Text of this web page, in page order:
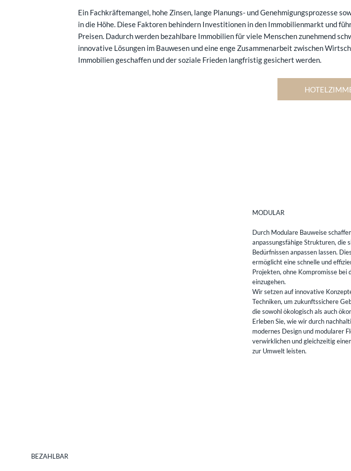
Ein Fachkräftemangel, hohe Zinsen, lange Planungs- und Genehmigungsprozesse
in die Höhe. Diese Faktoren behindern Investitionen in den Immobilienmarkt und
Preisen. Dadurch werden bezahlbare Immobilien für viele Menschen zunehmend
innovative Lösungen im Bauwesen und eine enge Zusammenarbeit zwischen
Immobilien geschaffen und der soziale Frieden langfristig gesichert werden.
BEZAHLBAR
MODULAR
Durch Modulare Bauweise
anpassungsfähige Strukturen, die
Bedürfnissen anpassen lassen.
ermöglicht eine schnelle und
Projekten, ohne Kompromisse bei
einzugehen.
Wir setzen auf innovative
Techniken, um zukunftssichere
die sowohl ökologisch als auch
Erleben Sie, wie wir durch
modernes Design und modularer
verwirklichen und gleichzeitig
zur Umwelt leisten.